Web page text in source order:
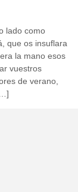
lado como
que os insuflara
la mano esos
vuestros
de verano,